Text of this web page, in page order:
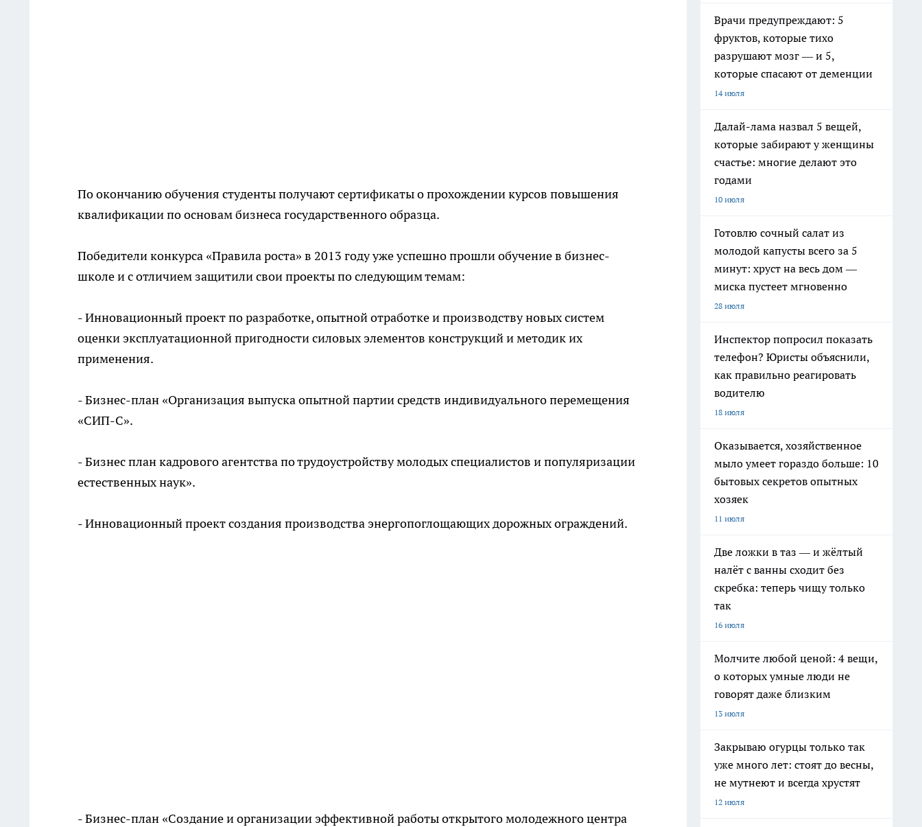
По окончанию обучения студенты получают сертификаты о прохождении курсов повышения
квалификации по основам бизнеса государственного образца.
Победители конкурса «Правила роста» в 2013 году уже успешно прошли обучение в бизнес-
школе и с отличием защитили свои проекты по следующим темам:
- Инновационный проект по разработке, опытной отработке и производству новых систем
оценки эксплуатационной пригодности силовых элементов конструкций и методик их
применения.
- Бизнес-план «Организация выпуска опытной партии средств индивидуального перемещения
«СИП-С».
- Бизнес план кадрового агентства по трудоустройству молодых специалистов и популяризации
естественных наук».
- Инновационный проект создания производства энергопоглощающих дорожных ограждений.
- Бизнес-план «Создание и организации эффективной работы открытого молодежного центра
Врачи предупреждают: 5
фруктов, которые тихо
разрушают мозг — и 5,
которые спасают от деменции
14 июля
Далай-лама назвал 5 вещей,
которые забирают у женщины
счастье: многие делают это
годами
10 июля
Готовлю сочный салат из
молодой капусты всего за 5
минут: хруст на весь дом —
миска пустеет мгновенно
28 июля
Инспектор попросил показать
телефон? Юристы объяснили,
как правильно реагировать
водителю
18 июля
Оказывается, хозяйственное
мыло умеет гораздо больше: 10
бытовых секретов опытных
хозяек
11 июля
Две ложки в таз — и жёлтый
налёт с ванны сходит без
скребка: теперь чищу только
так
16 июля
Молчите любой ценой: 4 вещи,
о которых умные люди не
говорят даже близким
13 июля
Закрываю огурцы только так
уже много лет: стоят до весны,
не мутнеют и всегда хрустят
12 июля